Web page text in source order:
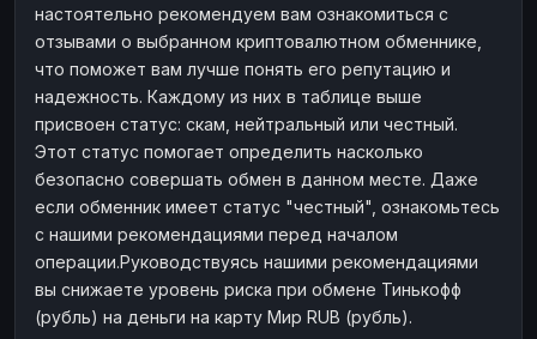
настоятельно рекомендуем вам ознакомиться с
отзывами о выбранном криптовалютном обменнике,
что поможет вам лучше понять его репутацию и
надежность. Каждому из них в таблице выше
присвоен статус: скам, нейтральный или честный.
Этот статус помогает определить насколько
безопасно совершать обмен в данном месте. Даже
если обменник имеет статус "честный", ознакомьтесь
с нашими рекомендациями перед началом
операции.Руководствуясь нашими рекомендациями
вы снижаете уровень риска при обмене Тинькофф
(рубль) на деньги на карту Мир RUB (рубль).